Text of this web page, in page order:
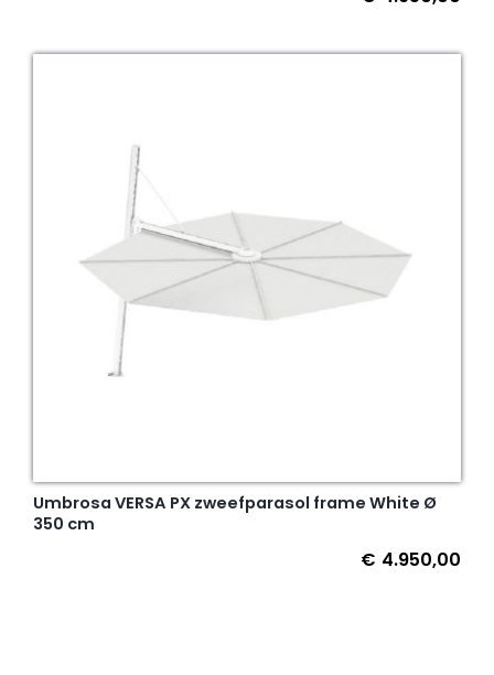
Umbrosa VERSA PX zweefparasol frame White Ø
350 cm
€ 4.950,00